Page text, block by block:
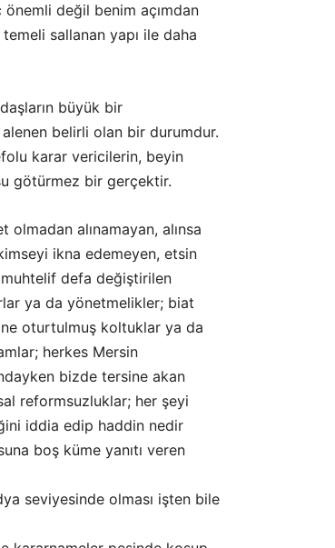
değil benim açımdan
sallanan yapı ile daha
büyük bir
belirli olan bir durumdur.
karar vericilerin, beyin
götürmez bir gerçektir.
olmadan alınamayan, alınsa
ikna edemeyen, etsin
defa değiştirilen
ya da yönetmelikler; biat
oturtulmuş koltuklar ya da
herkes Mersin
bizde tersine akan
reformsuzluklar; her şeyi
iddia edip haddin nedir
boş küme yanıtı veren
seviyesinde olması işten bile